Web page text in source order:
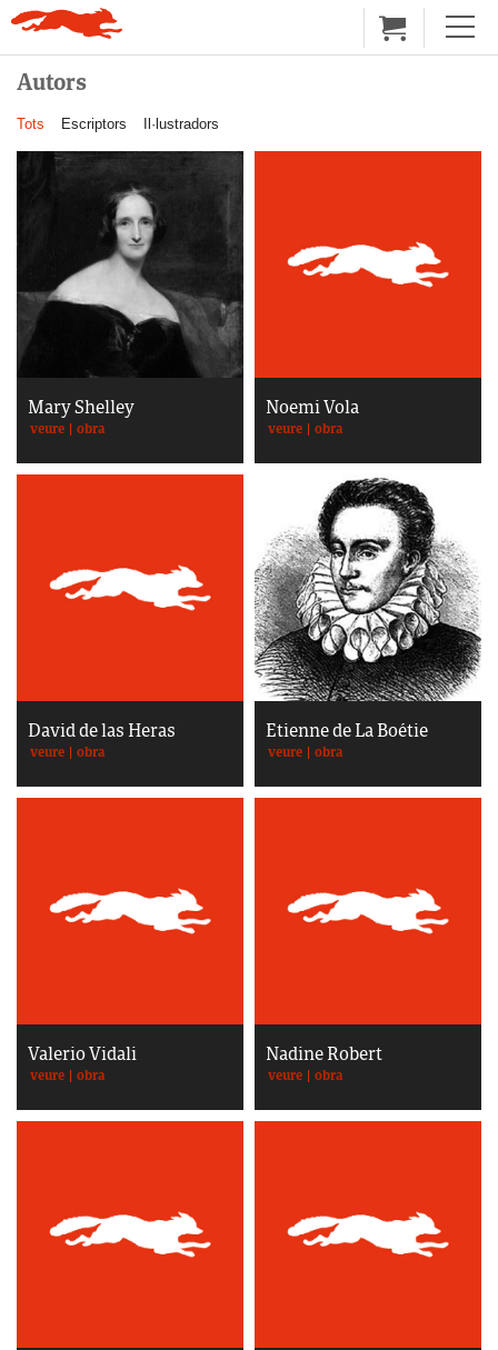
Autors
Tots Escriptors Il·lustradors
Mary Shelley
veure obra
Noemi Vola
veure obra
David de las Heras
veure obra
Étienne de La Boétie
veure obra
Valerio Vidali
veure obra
Nadine Robert
veure obra